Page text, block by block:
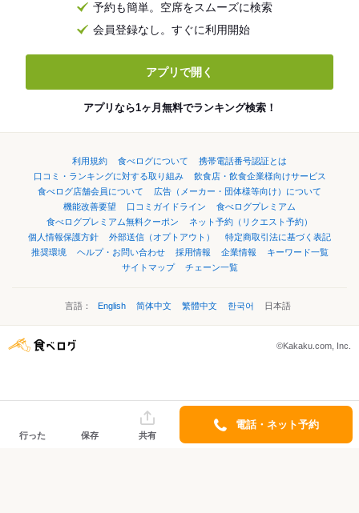
予約も簡単。空席をスムーズに検索
会員登録なし。すぐに利用開始
アプリで開く
アプリなら1ヶ月無料でランキング検索！
利用規約 食べログについて
携帯電話番号認証とは
口コミ・ランキングに対する取り組み
飲食店・飲食企業様向けサービス
食べログ店舗会員について
広告（メーカー・団体様等向け）について
機能改善要望
口コミガイドライン
食べログプレミアム
食べログプレミアム無料クーポン
ネット予約（リクエスト予約）
個人情報保護方針
外部送信（オプトアウト）
特定商取引法に基づく表記
推奨環境
ヘルプ・お問い合わせ 採用情報 企業情報
キーワード一覧
サイトマップ
チェーン一覧
言語： English 简体中文 繁體中文 한국어 日本語
©Kakaku.com, Inc.
行った 保存 共有
電話・ネット予約